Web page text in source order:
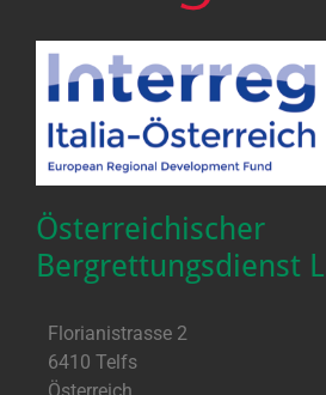
Österreichischer
Bergrettungsdienst
Florianistrasse 2
6410 Telfs